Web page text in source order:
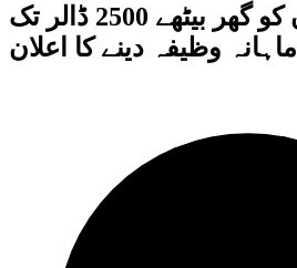
بیروزگار ماؤں کو گھر بیٹھے 2500 ڈالر تک
ماہانہ وظیفہ دینے کا اعلان